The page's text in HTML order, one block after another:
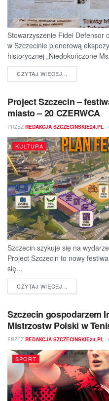
Stowarzyszenie Fidei Defensor
w Szczecinie plenerową
historycznej „Niedokończone
ofiary jednej z
CZYTAJ WIĘCEJ...
Project Szczecin –
miasto – 20 CZERWCA
PRZEZ REDAKCJA SZCZECINSKIE24.PL
KULTURA
Szczecin szykuje się na
Project Szczecin to nowy
się...
CZYTAJ WIĘCEJ...
Szczecin gospodarzem
Mistrzostw Polski w
PRZEZ REDAKCJA SZCZECINSKIE24.PL
SPORT